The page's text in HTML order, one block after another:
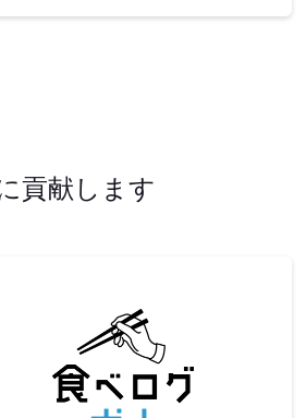
貢献します